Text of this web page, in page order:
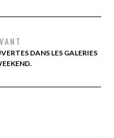
DANS LES GALERIES